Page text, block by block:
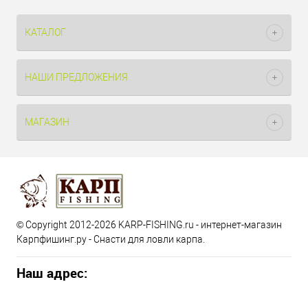
КАТАЛОГ
НАШИ ПРЕДЛОЖЕНИЯ
МАГАЗИН
© Copyright 2012-2026 KARP-FISHING.ru - интернет-магазин
Карпфишинг.ру - Снасти для ловли карпа.
Наш адрес: